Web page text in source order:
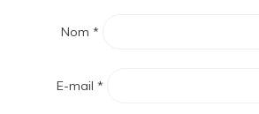
Nom *
E-mail *